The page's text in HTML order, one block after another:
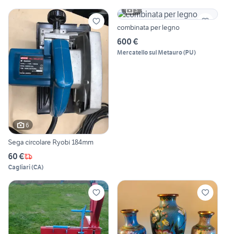
6
Sega circolare Ryobi 184mm
60 €
Cagliari(CA)
3
combinata per legno
600 €
Mercatello sul Metauro(PU)